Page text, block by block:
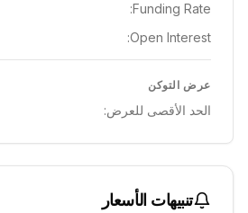
Funding Rate:
Open Interest:
عرض التوكن
الحد الأقصى للعرض:
تنبيهات الأسعار